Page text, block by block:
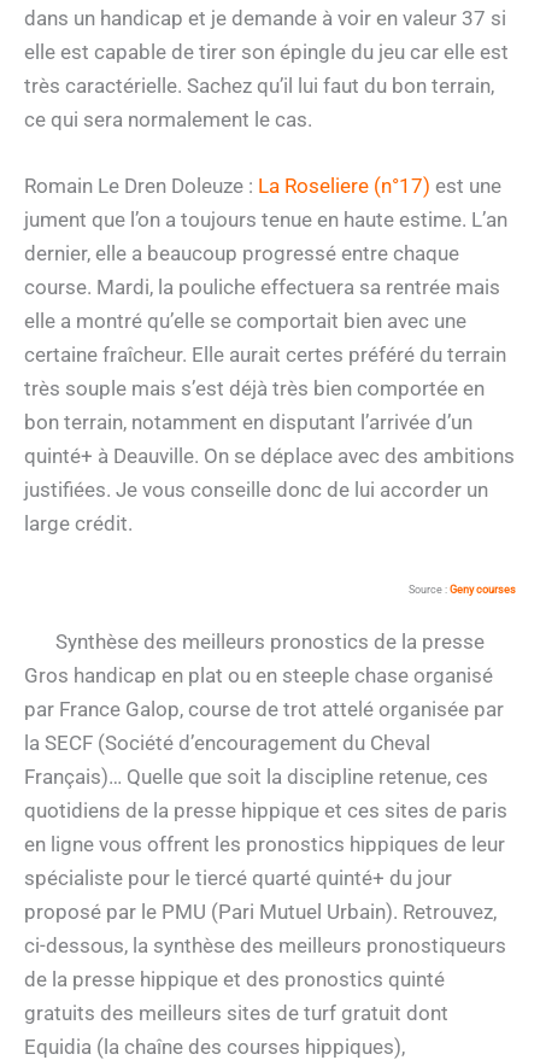
dans un handicap et je demande à voir en valeur 37 si
elle est capable de tirer son épingle du jeu car elle est
très caractérielle. Sachez qu’il lui faut du bon terrain,
ce qui sera normalement le cas.
Romain Le Dren Doleuze : La Roseliere (n°17) est une
jument que l’on a toujours tenue en haute estime. L’an
dernier, elle a beaucoup progressé entre chaque
course. Mardi, la pouliche effectuera sa rentrée mais
elle a montré qu’elle se comportait bien avec une
certaine fraîcheur. Elle aurait certes préféré du terrain
très souple mais s’est déjà très bien comportée en
bon terrain, notamment en disputant l’arrivée d’un
quinté+ à Deauville. On se déplace avec des ambitions
justifiées. Je vous conseille donc de lui accorder un
large crédit.
Source : Geny courses
Synthèse des meilleurs pronostics de la presse
Gros handicap en plat ou en steeple chase organisé
par France Galop, course de trot attelé organisée par
la SECF (Société d’encouragement du Cheval
Français)… Quelle que soit la discipline retenue, ces
quotidiens de la presse hippique et ces sites de paris
en ligne vous offrent les pronostics hippiques de leur
spécialiste pour le tiercé quarté quinté+ du jour
proposé par le PMU (Pari Mutuel Urbain). Retrouvez,
ci-dessous, la synthèse des meilleurs pronostiqueurs
de la presse hippique et des pronostics quinté
gratuits des meilleurs sites de turf gratuit dont
Equidia (la chaîne des courses hippiques),